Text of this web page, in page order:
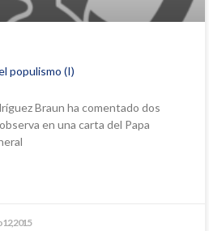
populismo (I)
Braun ha comentado dos
en una carta del Papa
2015